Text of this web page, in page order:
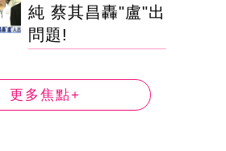
純 蔡其昌轟"盧"出
問題!
更多焦點+